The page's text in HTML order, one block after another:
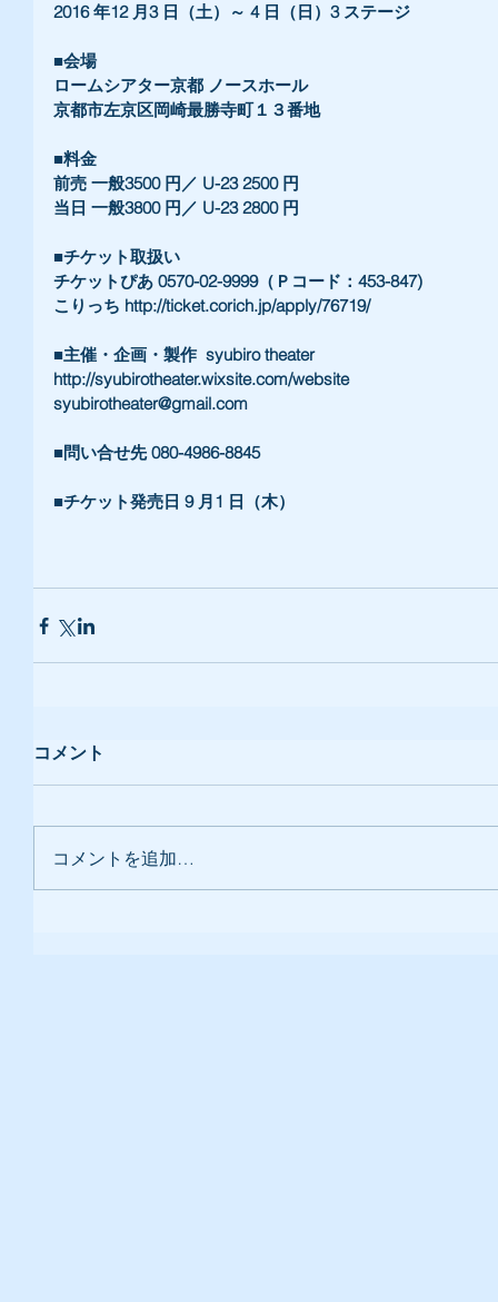
2016 年12 月3 日（土）～ 4 日（日）3 ステージ
■会場
ロームシアター京都 ノースホール
京都市左京区岡崎最勝寺町１３番地
■料金
前売 一般3500 円／ U-23 2500 円
当日 一般3800 円／ U-23 2800 円
■チケット取扱い
チケットぴあ 0570-02-9999（Ｐコード：453-847)
こりっち http://ticket.corich.jp/apply/76719/
■主催・企画・製作  syubiro theater
http://syubirotheater.wixsite.com/website
syubirotheater@gmail.com
■問い合せ先 080-4986-8845
■チケット発売日 9 月1 日（木）
コメント
コメントを追加…